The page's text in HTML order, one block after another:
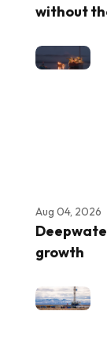
without
Aug 04, 2026
growth